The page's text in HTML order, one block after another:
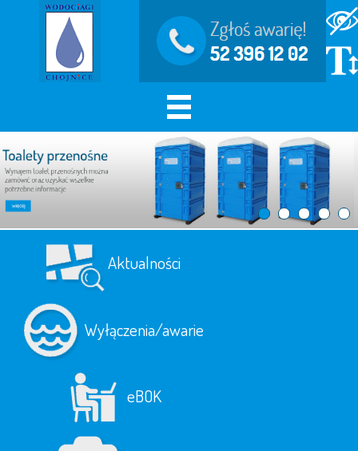
Aktualności
Wyłączenia/awarie
eBOK